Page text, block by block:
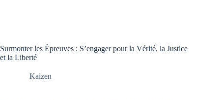
Surmonter les Épreuves : S’engager pour la Vérité, la Justice
et la Liberté
Kaizen